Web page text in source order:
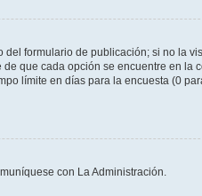
formulario de publicación; si no la
que cada opción se encuentre en la
límite en días para la encuesta (0
con La Administración.